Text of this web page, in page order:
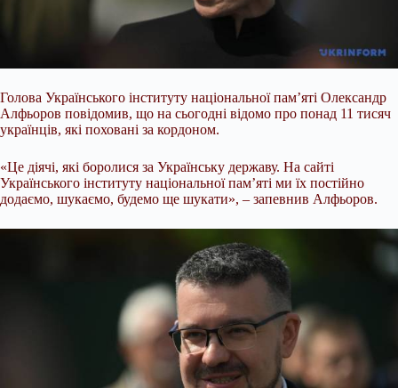
Голова Українського інституту національної пам’яті Олександр
Алфьоров повідомив, що на сьогодні відомо про понад 11 тисяч
українців, які поховані за кордоном.
«Це діячі, які боролися за Українську державу. На сайті
Українського інституту національної пам’яті ми їх постійно
додаємо, шукаємо, будемо ще шукати», – запевнив Алфьоров.